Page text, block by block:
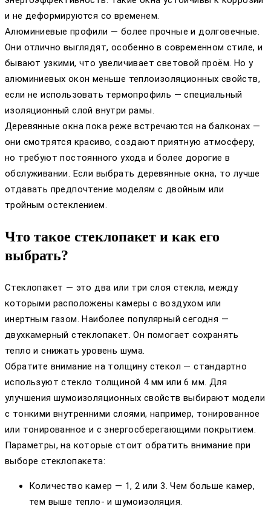
и не деформируются со временем.
Алюминиевые профили — более прочные и долговечные.
Они отлично выглядят, особенно в современном стиле, и
бывают узкими, что увеличивает световой проём. Но у
алюминиевых окон меньше теплоизоляционных свойств,
если не использовать термопрофиль — специальный
изоляционный слой внутри рамы.
Деревянные окна пока реже встречаются на балконах —
они смотрятся красиво, создают приятную атмосферу,
но требуют постоянного ухода и более дорогие в
обслуживании. Если выбрать деревянные окна, то лучше
отдавать предпочтение моделям с двойным или
тройным остеклением.
Что такое стеклопакет и как его
выбрать?
Стеклопакет — это два или три слоя стекла, между
которыми расположены камеры с воздухом или
инертным газом. Наиболее популярный сегодня —
двухкамерный стеклопакет. Он помогает сохранять
тепло и снижать уровень шума.
Обратите внимание на толщину стекол — стандартно
используют стекло толщиной 4 мм или 6 мм. Для
улучшения шумоизоляционных свойств выбирают модели
с тонкими внутренними слоями, например, тонированное
или тонированное и с энергосберегающими покрытием.
Параметры, на которые стоит обратить внимание при
выборе стеклопакета:
Количество камер — 1, 2 или 3. Чем больше камер,
тем выше тепло- и шумоизоляция.